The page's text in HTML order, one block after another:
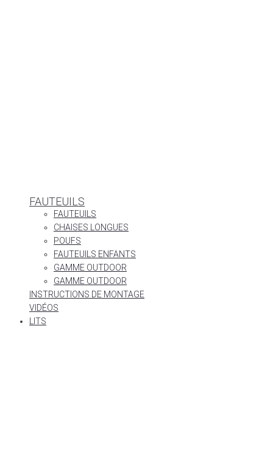
FAUTEUILS
FAUTEUILS
CHAISES LONGUES
POUFS
FAUTEUILS ENFANTS
GAMME OUTDOOR
GAMME OUTDOOR
INSTRUCTIONS DE MONTAGE
VIDÉOS
LITS